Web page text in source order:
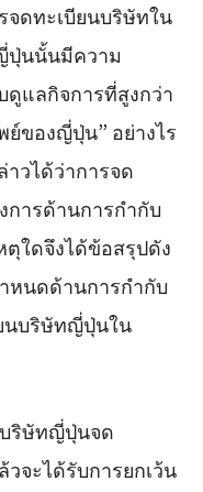
จดทะเบียนบริษัทใน
ปุ่นนั้นมีความ
แลกิจการที่สูงกว่า
ของญี่ปุ่น” อย่างไร
วได้ว่าการจด
การด้านการกำกับ
ตุใดจึงได้ข้อสรุปดัง
หนดด้านการกำกับ
นบริษัทญี่ปุ่นใน
ริษัทญี่ปุ่นจด
วจะได้รับการยกเว้น